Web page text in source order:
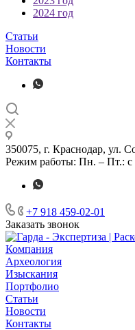
2024 год
Статьи
Новости
Контакты
350075, г. Краснодар, ул.
Режим работы: Пн. – Пт.: с
+7 918 459-02-01
Заказать звонок
Компания
Археология
Изыскания
Портфолио
Статьи
Новости
Контакты